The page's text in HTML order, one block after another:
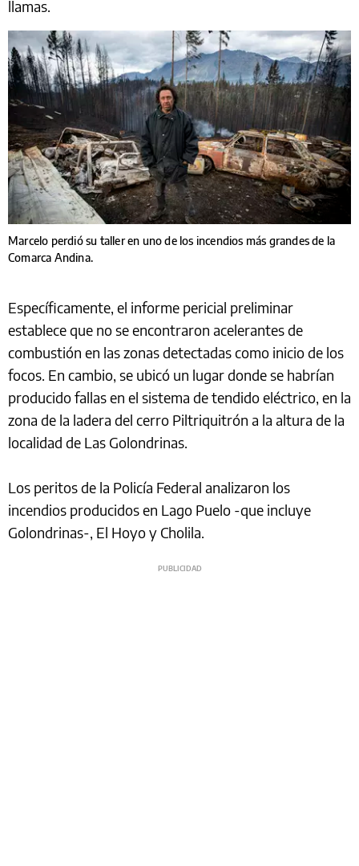
llamas.
Marcelo perdió su taller en uno de los incendios más grandes de la
Comarca Andina.
Específicamente, el informe pericial preliminar
establece que no se encontraron acelerantes de
combustión en las zonas detectadas como inicio de los
focos. En cambio, se ubicó un lugar donde se habrían
producido fallas en el sistema de tendido eléctrico, en la
zona de la ladera del cerro Piltriquitrón a la altura de la
localidad de Las Golondrinas.
Los peritos de la Policía Federal analizaron los
incendios producidos en Lago Puelo -que incluye
Golondrinas-, El Hoyo y Cholila.